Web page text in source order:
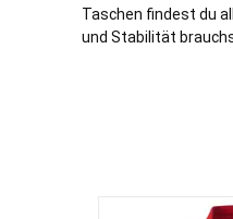
Taschen findest du
und Stabilität